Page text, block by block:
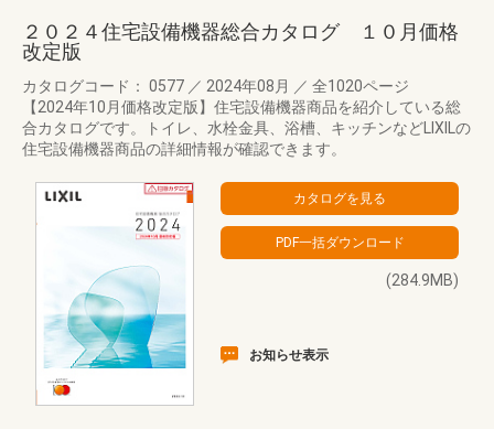
２０２４住宅設備機器総合カタログ １０月価格
改定版
カタログコード： 0577 ／ 2024年08月 ／ 全1020ページ
【2024年10月価格改定版】住宅設備機器商品を紹介している総
合カタログです。トイレ、水栓金具、浴槽、キッチンなどLIXILの
住宅設備機器商品の詳細情報が確認できます。
(284.9MB)
お知らせ表示